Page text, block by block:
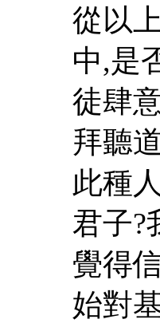
從以
中,是
徒肆
拜聽
此種
君子?
覺得
始對